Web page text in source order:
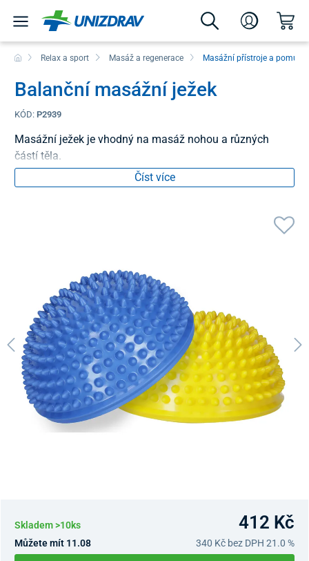
Relax a sport Masáž a regenerace Masážní přístroje a
Balanční masážní ježek
KÓD: P2939
Masážní ježek je vhodný na masáž nohou a různých
částí těla.
Číst více
Skladem >10ks 412 Kč
Můžete mít 11.08 340 Kč bez DPH 21.0 %